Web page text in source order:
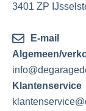
3401 ZP
E-mail
Algemeen/
Klantenservice